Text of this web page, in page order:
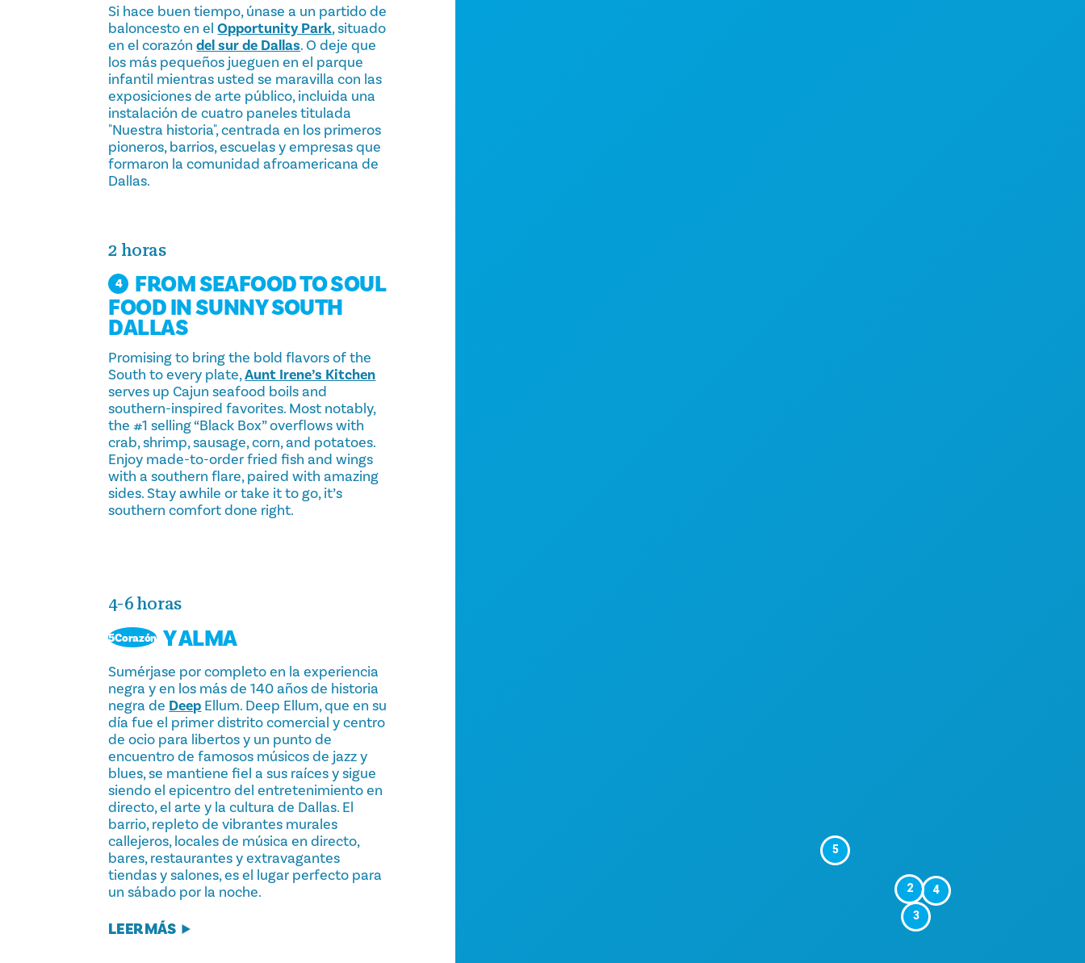
Si hace buen tiempo, únase a un partido de
baloncesto en elOpportunity Park, situado
en el corazóndel sur de Dallas. O deje que
los más pequeños jueguen en el parque
infantil mientras usted se maravilla con las
exposiciones de arte público, incluida una
instalación de cuatro paneles titulada
"Nuestra historia", centrada en los primeros
pioneros, barrios, escuelas y empresas que
formaron la comunidad afroamericana de
Dallas.
2 horas
4
FROM SEAFOOD TO SOUL
FOOD IN SUNNY SOUTH
DALLAS
Promising to bring the bold flavors of the
South to every plate,Aunt Irene’s Kitchen
serves up Cajun seafood boils and
southern-inspired favorites. Most notably,
the #1 selling “Black Box” overflows with
crab, shrimp, sausage, corn, and potatoes.
Enjoy made-to-order fried fish and wings
with a southern flare, paired with amazing
sides. Stay awhile or take it to go, it’s
southern comfort done right.
4-6 horas
5Corazón Y ALMA
Sumérjase por completo en la experiencia
negra y en los más de 140 años de historia
negra de Deep Ellum. Deep Ellum, que en su
día fue el primer distrito comercial y centro
de ocio para libertos y un punto de
encuentro de famosos músicos de jazz y
blues, se mantiene fiel a sus raíces y sigue
siendo el epicentro del entretenimiento en
directo, el arte y la cultura de Dallas. El
barrio, repleto de vibrantes murales
callejeros, locales de música en directo,
bares, restaurantes y extravagantes
tiendas y salones, es el lugar perfecto para
un sábado por la noche.
LEER MÁS
2
3
4
5